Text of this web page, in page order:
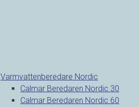
Varmvattenberedare Nordic
Calmar Beredaren Nordic 30
Calmar Beredaren Nordic 60